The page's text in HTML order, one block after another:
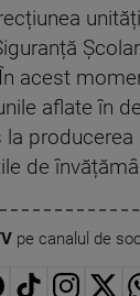
acest
aflate în
de
pe canalul de